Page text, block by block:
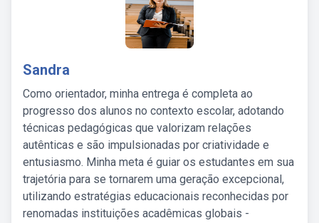
Sandra
Como orientador, minha entrega é completa ao
progresso dos alunos no contexto escolar, adotando
técnicas pedagógicas que valorizam relações
autênticas e são impulsionadas por criatividade e
entusiasmo. Minha meta é guiar os estudantes em sua
trajetória para se tornarem uma geração excepcional,
utilizando estratégias educacionais reconhecidas por
renomadas instituições acadêmicas globais -